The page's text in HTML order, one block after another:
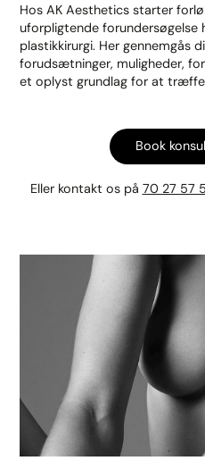
Hos AK Aesthetics starter
uforpligtende forundersøgelse
plastikkirurgi. Her gennemgås
forudsætninger, muligheder,
et oplyst grundlag for at træffe
Book
Eller kontakt os på 70 27 57